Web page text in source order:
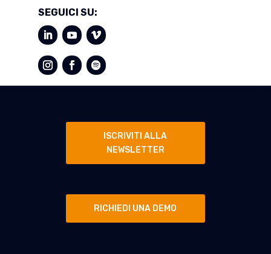
SEGUICI SU:
ISCRIVITI ALLA
NEWSLETTER
RICHIEDI UNA DEMO